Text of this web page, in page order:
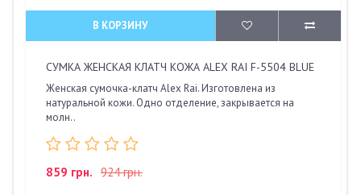
В КОРЗИНУ
СУМКА ЖЕНСКАЯ КЛАТЧ КОЖА ALEX RAI F-5504 BLUE
Женская сумочка-клатч Alex Rai. Изготовлена из
натуральной кожи. Одно отделение, закрывается на
молн..
859 грн. 924 грн.